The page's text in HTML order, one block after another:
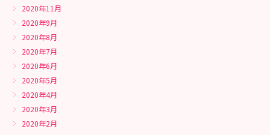
2020年11月
2020年9月
2020年8月
2020年7月
2020年6月
2020年5月
2020年4月
2020年3月
2020年2月